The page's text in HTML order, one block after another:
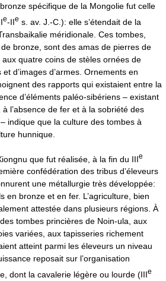
spécifique de la Mongolie fut celle
e-IIe s. av. J.-C.): elle s’étendait de la
méridionale. Ces tombes,
bronze, sont des amas de pierres de
quatre coins de stèles ornées de
d’images d’armes. Ornements en
des rapports qui existaient entre la
d’éléments paléo-sibériens – existant
l’absence de fer et à la sobriété des
indique que la culture des tombes à
hunnique.
que fut réalisée, à la fin du IIIe
confédération des tribus d’éleveurs
une métallurgie très développée:
en bronze et en fer. L’agriculture, bien
attestée dans plusieurs régions. À
tombes princières de Noin-ula, aux
variées, aux tapisseries richement
atteint parmi les éleveurs un niveau
reposait sur l’organisation
dont la cavalerie légère ou lourde (IIIe